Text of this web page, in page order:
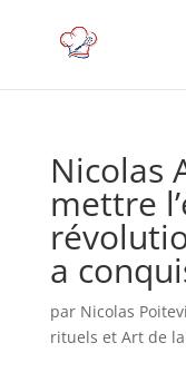
Nicolas
mettre
a
par Nicolas
rituels et Art de